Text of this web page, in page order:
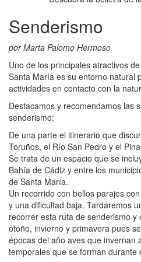
Senderismo
por Marta Palomo Hermoso
Uno de los principales atractivos
Santa María es su entorno natural
actividades en contacto con la
Destacamos y recomendamos las
senderismo:
De una parte el itinerario que
Toruños, el Río San Pedro y el
Se trata de un espacio que se
Bahía de Cádiz y entre los
de Santa María.
Un recorrido con bellos parajes
y una dificultad baja. Tardaremos
recorrer esta ruta de senderismo
otoño, invierno y primavera pues
épocas del año aves que invernan
temporales que se forman durante